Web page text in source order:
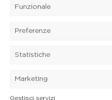
Funzionale
Preferenze
Statistiche
Marketing
Gestisci servizi
S. Stefano di Cadore
32045 S. Stefano di Cadore -
32040 Candide di Comelico